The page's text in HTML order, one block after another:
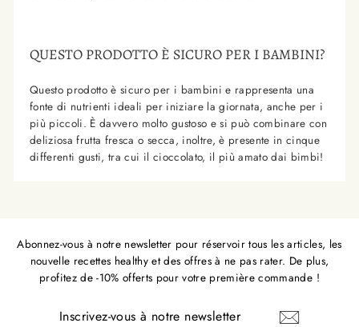
QUESTO PRODOTTO È SICURO PER I BAMBINI?
Questo prodotto è sicuro per i bambini e rappresenta una
fonte di nutrienti ideali per iniziare la giornata, anche per i
più piccoli. È davvero molto gustoso e si può combinare con
deliziosa frutta fresca o secca, inoltre, è presente in cinque
differenti gusti, tra cui il cioccolato, il più amato dai bimbi!
Abonnez-vous à notre newsletter pour réservoir tous les articles, les
nouvelle recettes healthy et des offres à ne pas rater. De plus,
profitez de -10% offerts pour votre première commande !